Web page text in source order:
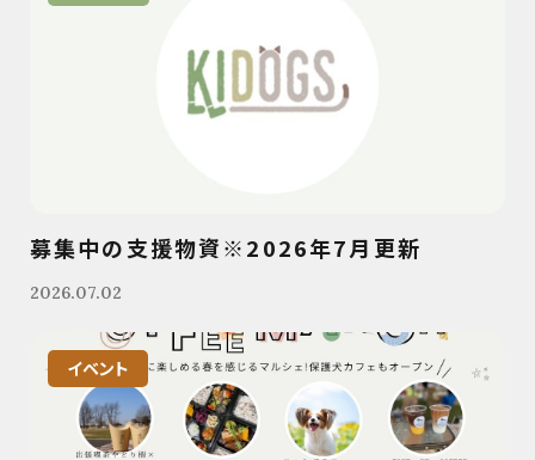
募集中の支援物資※2026年7月更新
2026.07.02
イベント